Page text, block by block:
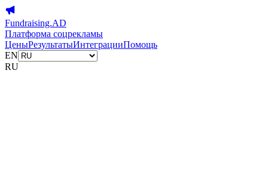
Fundraising.AD
Платформа соцрекламы
ЦеныРезультатыИнтеграцииПомощь
EN
RU